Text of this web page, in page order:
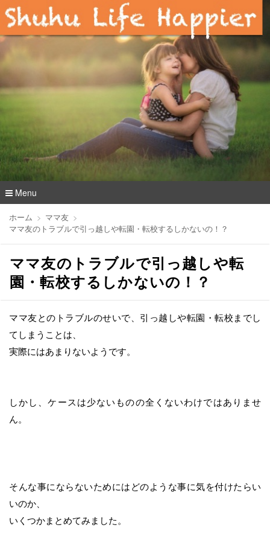
Menu
ン
動
ホーム
ママ友
ママ友のトラブルで引っ越しや転園・転校するしかないの！？
ママ友のトラブルで引っ越しや転
園・転校するしかないの！？
ママ友とのトラブルのせいで、引っ越しや転園・転校までし
てしまうことは、
実際にはあまりないようです。
しかし、ケースは少ないものの全くないわけではありませ
ん。
そんな事にならないためにはどのような事に気を付けたらい
いのか、
いくつかまとめてみました。